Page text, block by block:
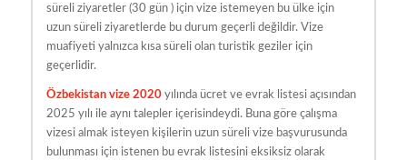
süreli ziyaretler (30 gün ) için vize istemeyen bu ülke için
uzun süreli ziyaretlerde bu durum geçerli değildir. Vize
muafiyeti yalnızca kısa süreli olan turistik geziler için
geçerlidir.
Özbekistan vize 2020 yılında ücret ve evrak listesi açısından
2025 yılı ile aynı talepler içerisindeydi. Buna göre çalışma
vizesi almak isteyen kişilerin uzun süreli vize başvurusunda
bulunması için istenen bu evrak listesini eksiksiz olarak